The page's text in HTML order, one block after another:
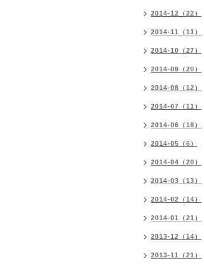
2014-12（22）
2014-11（11）
2014-10（27）
2014-09（20）
2014-08（12）
2014-07（11）
2014-06（18）
2014-05（6）
2014-04（20）
2014-03（13）
2014-02（14）
2014-01（21）
2013-12（14）
2013-11（21）